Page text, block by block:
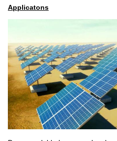
Applicatons